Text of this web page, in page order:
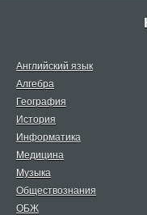
Английский язык
Алгебра
География
История
Информатика
Медицина
Музыка
Обществознания
ОБЖ